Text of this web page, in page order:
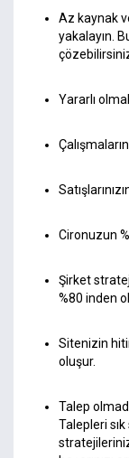
Az kaynak
yakalayın.
Yararlı
Cironuzun
Şirket
%80 inden
Sitenizin
oluşur.
Talep
Talepleri